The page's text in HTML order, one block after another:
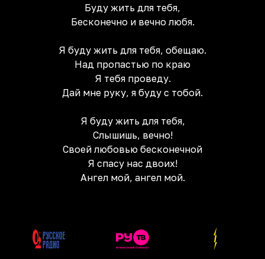
Буду жить для тебя,
Бесконечно и вечно любя.
Я буду жить для тебя, обещаю.
Над пропастью по краю
Я тебя проведу.
Дай мне руку, я буду с тобой.
Я буду жить для тебя,
Слышишь, вечно!
Своей любовью бесконечной
Я спасу нас двоих!
Ангел мой, ангел мой.